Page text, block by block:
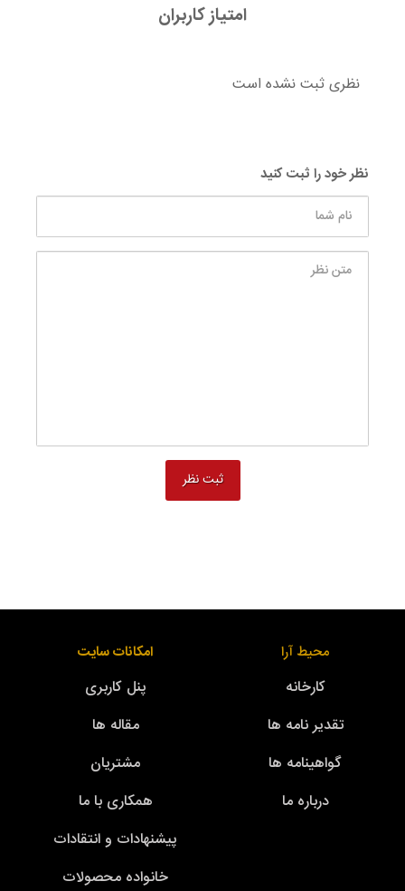
امتیاز کاربران
نظری ثبت نشده است
نظر خود را ثبت کنید
محیط آرا
کارخانه
تقدیر نامه ها
گواهینامه ها
درباره ما
امکانات سایت
پنل کاربری
مقاله ها
مشتریان
همکاری با ما
پیشنهادات و انتقادات
خانواده محصولات